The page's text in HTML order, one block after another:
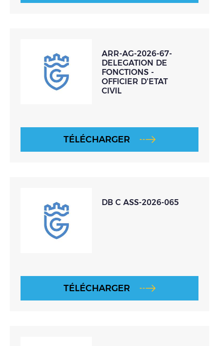
ARR-AG-2026-67-
DELEGATION DE
FONCTIONS -
OFFICIER D'ETAT
CIVIL
TÉLÉCHARGER
DB C ASS-2026-065
TÉLÉCHARGER